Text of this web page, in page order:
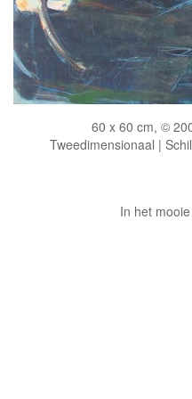
60 x 60 cm, ©
Tweedimensionaal |
In het